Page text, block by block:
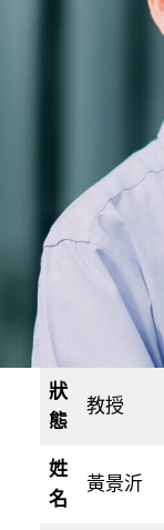
狀
態
教授
姓
名
黃景沂